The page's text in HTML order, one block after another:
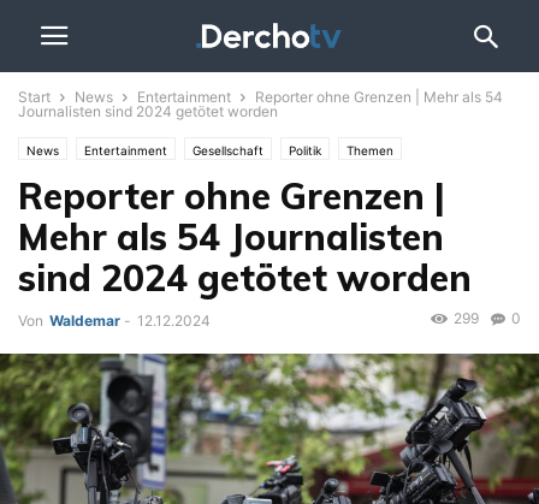
Start News Entertainment
Reporter ohne Grenzen | Mehr als 54
Journalisten sind 2024 getötet worden
News Entertainment Gesellschaft Politik Themen
Reporter ohne Grenzen |
Mehr als 54 Journalisten
sind 2024 getötet worden
Von Waldemar - 12.12.2024 0
299